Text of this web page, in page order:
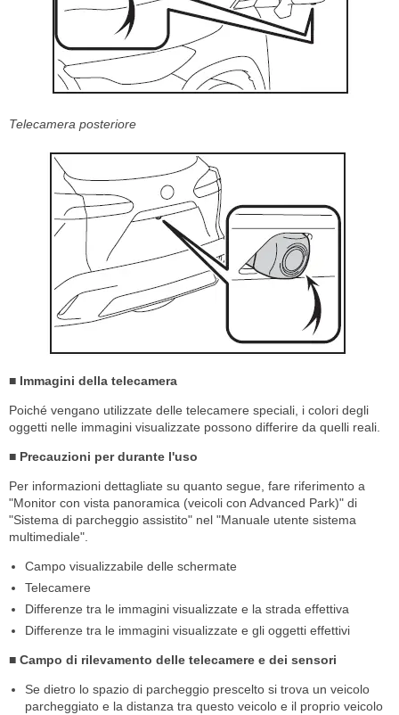
Telecamera posteriore
■ Immagini della telecamera
Poiché vengano utilizzate delle telecamere speciali, i colori degli
oggetti nelle immagini visualizzate possono differire da quelli reali.
■ Precauzioni per durante l'uso
Per informazioni dettagliate su quanto segue, fare riferimento a
"Monitor con vista panoramica (veicoli con Advanced Park)" di
"Sistema di parcheggio assistito" nel "Manuale utente sistema
multimediale".
Campo visualizzabile delle schermate
Telecamere
Differenze tra le immagini visualizzate e la strada effettiva
Differenze tra le immagini visualizzate e gli oggetti effettivi
■ Campo di rilevamento delle telecamere e dei sensori
Se dietro lo spazio di parcheggio prescelto si trova un veicolo
parcheggiato e la distanza tra questo veicolo e il proprio veicolo